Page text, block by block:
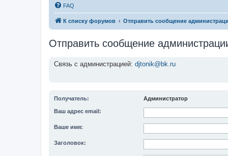
FAQ
К списку форумов Отправить сообщение
Отправить сообщение
Связь с администрацией: djtonik@bk.ru
Получатель: Администратор
Ваш адрес email:
Ваше имя:
Заголовок: